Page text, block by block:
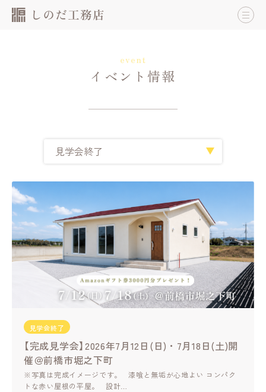
event
イベント情報
見学会終了
【完成見学会】2026年7月12日(日)・7月18日(土)開
催＠前橋市堀之下町
※写真は完成イメージです。 漆喰と無垢が心地よい コンパク
トな赤い屋根の平屋。 設計…